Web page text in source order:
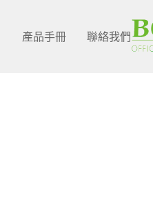
產品手冊 聯絡我們